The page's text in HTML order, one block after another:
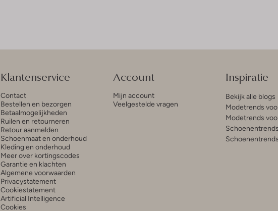
Klantenservice
Contact
Bestellen en bezorgen
Betaalmogelijkheden
Ruilen en retourneren
Retour aanmelden
Schoenmaat en onderhoud
Kleding en onderhoud
Meer over kortingscodes
Garantie en klachten
Algemene voorwaarden
Privacystatement
Cookiestatement
Artificial Intelligence
Cookies
Account
Mijn account
Veelgestelde vragen
Inspiratie
Bekijk alle blogs
Modetrends
Modetrends